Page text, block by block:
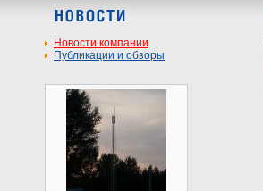
Новости компании
Публикации и обзоры